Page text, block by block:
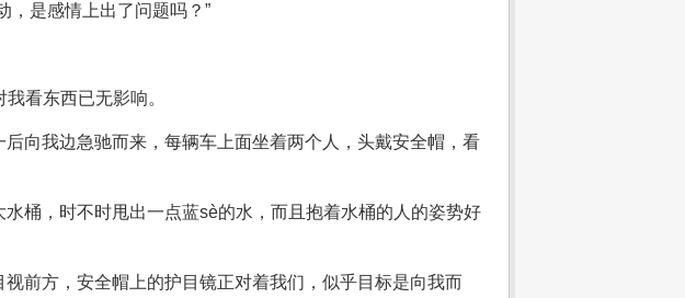
，是感情上出了问题吗？”
看东西已无影响。
向我边急驰而来，每辆车上面坐着两个人，头戴安全帽，看
桶，时不时甩出一点蓝sè的水，而且抱着水桶的人的姿势好
前方，安全帽上的护目镜正对着我们，似乎目标是向我而